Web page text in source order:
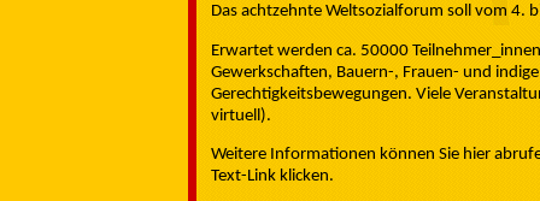
Das achtzehnte Weltsozialforum soll vom
Erwartet werden ca. 50000
Gewerkschaften, Bauern-, Frauen- und
Gerechtigkeitsbewegungen. Viele
virtuell).
Weitere Informationen können Sie hier
Text-Link klicken.